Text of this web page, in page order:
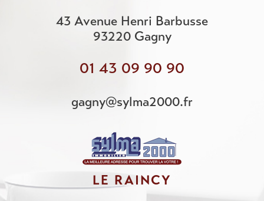
43 Avenue Henri Barbusse
93220 Gagny
01 43 09 90 90
gagny@sylma2000.fr
LE RAINCY